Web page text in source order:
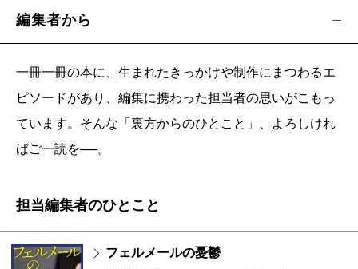
編集者から
一冊一冊の本に、生まれたきっかけや制作にまつわるエ
ピソードがあり、編集に携わった担当者の思いがこもっ
ています。そんな「裏方からのひとこと」、よろしけれ
ばご一読を──。
担当編集者のひとこと
フェルメールの憂鬱